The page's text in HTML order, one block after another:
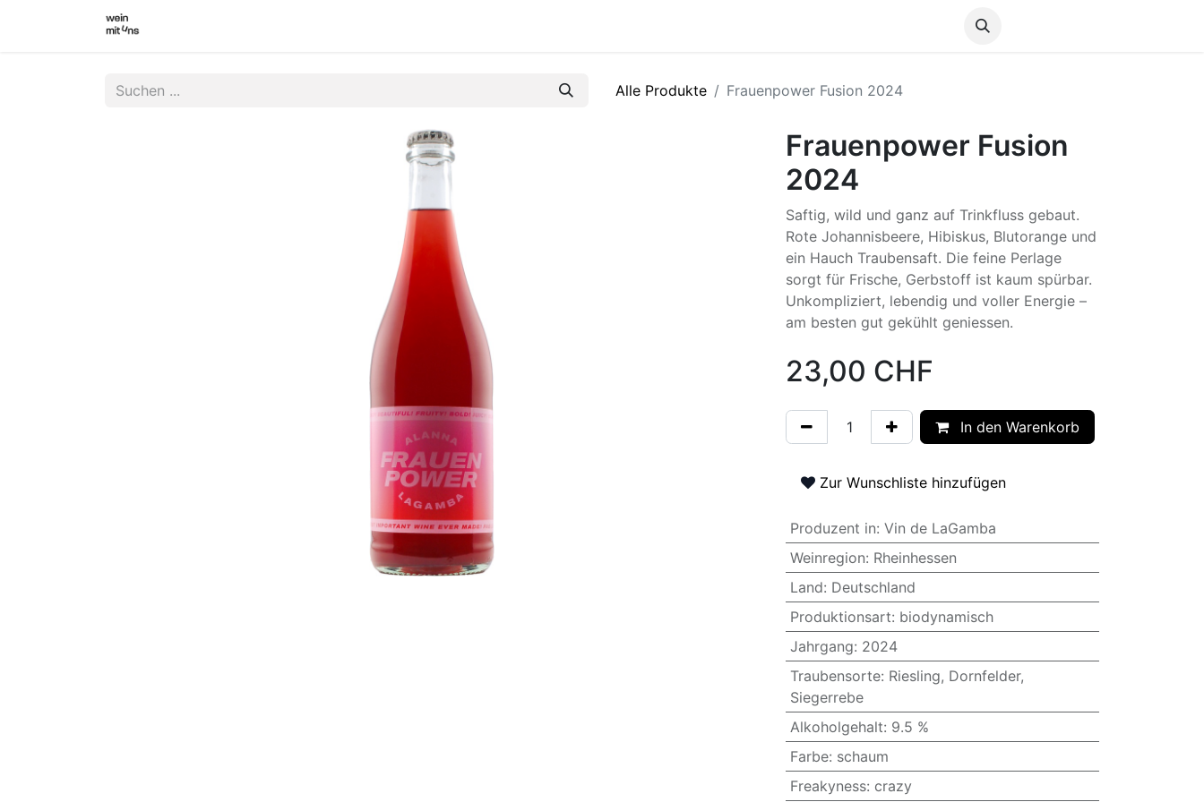
Alle Produkte Frauenpower Fusion 2024
Frauenpower Fusion
2024
Saftig, wild und ganz auf Trinkfluss gebaut.
Rote Johannisbeere, Hibiskus, Blutorange und
ein Hauch Traubensaft. Die feine Perlage
sorgt für Frische, Gerbstoff ist kaum spürbar.
Unkompliziert, lebendig und voller Energie –
am besten gut gekühlt geniessen.
23,00 CHF
In den Warenkorb
Zur Wunschliste hinzufügen
Produzent in: Vin de LaGamba
Weinregion: Rheinhessen
Land: Deutschland
Produktionsart: biodynamisch
Jahrgang: 2024
Traubensorte: Riesling, Dornfelder,
Siegerrebe
Alkoholgehalt: 9.5 %
Farbe: schaum
Freakyness: crazy